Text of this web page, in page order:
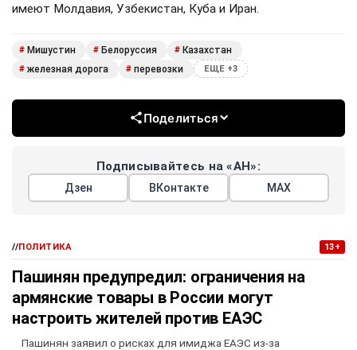
имеют Молдавия, Узбекистан, Куба и Иран.
# Мишустин # Белоруссия # Казахстан
# железная дорога # перевозки ЕЩЕ +3
Поделиться
Подписывайтесь на «АН»:
Дзен ВКонтакте МАХ
//ПОЛИТИКА 13+
Пашинян предупредил: ограничения на
армянские товары в России могут
настроить жителей против ЕАЭС
Пашинян заявил о рисках для имиджа ЕАЭС из-за